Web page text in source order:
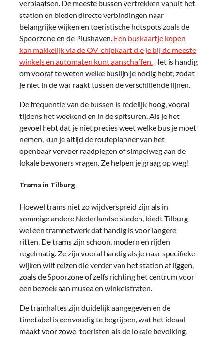
verplaatsen. De meeste bussen vertrekken vanuit het
station en bieden directe verbindingen naar
belangrijke wijken en toeristische hotspots zoals de
Spoorzone en de Piushaven. Een buskaartje kopen
kan makkelijk via de OV-chipkaart die je bij de meeste
winkels en automaten kunt aanschaffen. Het is handig
om vooraf te weten welke buslijn je nodig hebt, zodat
je niet in de war raakt tussen de verschillende lijnen.
De frequentie van de bussen is redelijk hoog, vooral
tijdens het weekend en in de spitsuren. Als je het
gevoel hebt dat je niet precies weet welke bus je moet
nemen, kun je altijd de routeplanner van het
openbaar vervoer raadplegen of simpelweg aan de
lokale bewoners vragen. Ze helpen je graag op weg!
Trams in Tilburg
Hoewel trams niet zo wijdverspreid zijn als in
sommige andere Nederlandse steden, biedt Tilburg
wel een tramnetwerk dat handig is voor langere
ritten. De trams zijn schoon, modern en rijden
regelmatig. Ze zijn vooral handig als je naar specifieke
wijken wilt reizen die verder van het station af liggen,
zoals de Spoorzone of zelfs richting het centrum voor
een bezoek aan musea en winkelstraten.
De tramhaltes zijn duidelijk aangegeven en de
timetabel is eenvoudig te begrijpen, wat het ideaal
maakt voor zowel toeristen als de lokale bevolking.